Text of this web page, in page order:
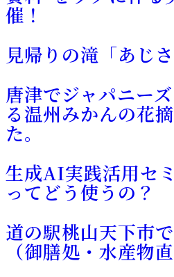
催！
見帰りの滝「あじさ
唐津でジャパニー
る温州みかんの花
た。
生成AI実践活用セ
ってどう使うの？
道の駅桃山天下市
（御膳処・水産物直